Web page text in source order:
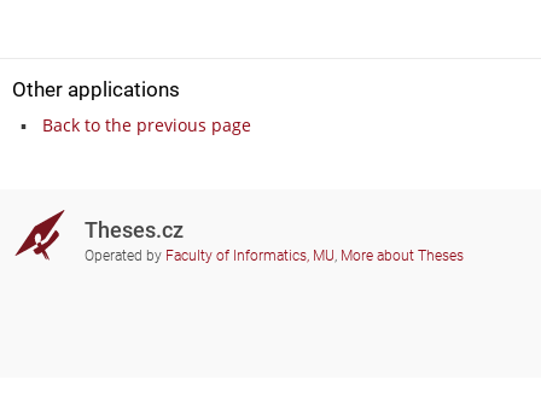
Other applications
Back to the previous page
Theses.cz
Operated by Faculty of Informatics, MU, More about Theses